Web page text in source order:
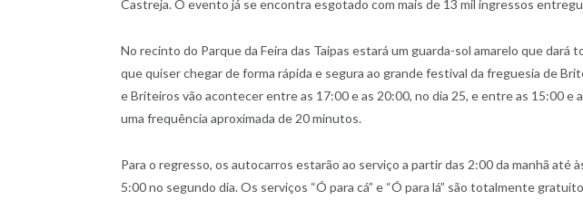
Castreja. O evento já se encontra esgotado com mais de 13 mil ingressos
No recinto do Parque da Feira das Taipas estará um guarda-sol amarelo que dará
que quiser chegar de forma rápida e segura ao grande festival da freguesia de
e Briteiros vão acontecer entre as 17:00 e as 20:00, no dia 25, e entre as 15:00 e
uma frequência aproximada de 20 minutos.
Para o regresso, os autocarros estarão ao serviço a partir das 2:00 da manhã até
5:00 no segundo dia. Os serviços “Ó para cá” e “Ó para lá” são totalmente